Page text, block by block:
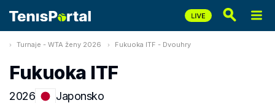
Turnaje - WTA ženy 2026 Fukuoka ITF - Dvouhry
Fukuoka ITF
2026 Japonsko